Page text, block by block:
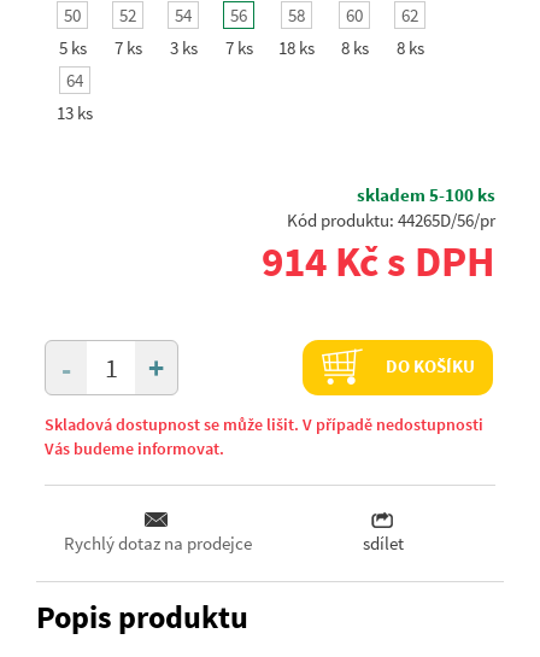
50
5 ks
52
7 ks
54
3 ks
56
7 ks
58
18 ks
60
8 ks
62
8 ks
64
13 ks
skladem 5-100 ks
Kód produktu: 44265D/56/pr
914 Kč s DPH
+
- DO KOŠÍKU
Skladová dostupnost se může lišit. V případě nedostupnosti
Vás budeme informovat.
Rychlý dotaz na prodejce sdílet
Popis produktu